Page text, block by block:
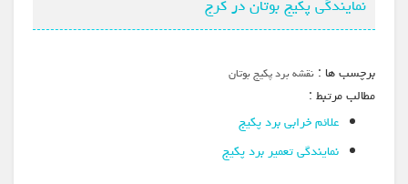
نمایندگی پکیج بوتان در کرج
برچسب ها : نقشه برد پکیج بوتان
مطالب مرتبط :
علائم خرابی برد پکیج
نمایندگی تعمیر برد پکیج